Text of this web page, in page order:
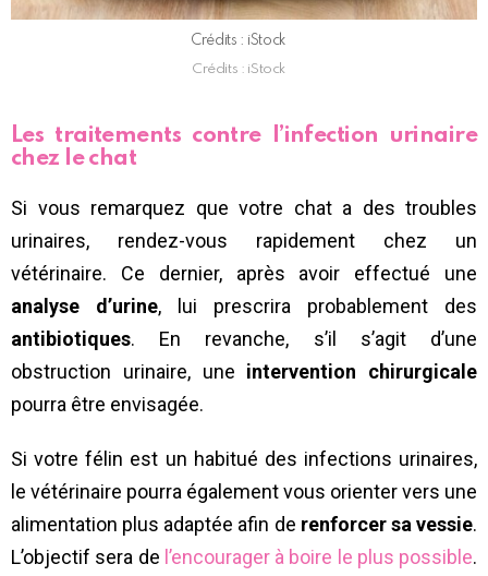
Crédits : iStock
Crédits : iStock
Les traitements contre l’infection urinaire
chez le chat
Si vous remarquez que votre chat a des troubles
urinaires, rendez-vous rapidement chez un
vétérinaire. Ce dernier, après avoir effectué une
analyse d’urine, lui prescrira probablement des
antibiotiques. En revanche, s’il s’agit d’une
obstruction urinaire, une intervention chirurgicale
pourra être envisagée.
Si votre félin est un habitué des infections urinaires,
le vétérinaire pourra également vous orienter vers une
alimentation plus adaptée afin de renforcer sa vessie.
L’objectif sera de l’encourager à boire le plus possible.